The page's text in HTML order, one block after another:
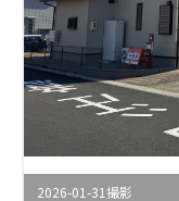
2026-01-31撮影